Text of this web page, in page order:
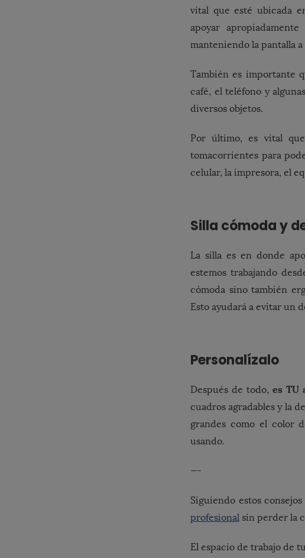
vital que esté ubicada
apoyar
manteniendo la pantalla
También es importante
café, el teléfono y
diversos objetos.
Por último, es vital
tomacorrientes para
celular, la impresora, el
Silla cómoda y
La silla es en donde
estemos trabajando
cómoda sino también
Esto ayudará a evitar un
Personalízalo
Después de todo, es TU
cuadros agradables y la
grandes como el color
usando.
—-
Siguiendo estos
profesional sin perder la
El espacio de trabajo de